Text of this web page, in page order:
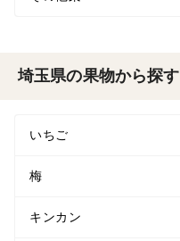
埼玉県の果物から探す
いちご
梅
キンカン